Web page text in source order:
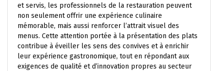
et servis, les professionnels de la restauration peuvent
non seulement offrir une expérience culinaire
mémorable, mais aussi renforcer l’attrait visuel des
menus. Cette attention portée à la présentation des plats
contribue à éveiller les sens des convives et à enrichir
leur expérience gastronomique, tout en répondant aux
exigences de qualité et d’innovation propres au secteur